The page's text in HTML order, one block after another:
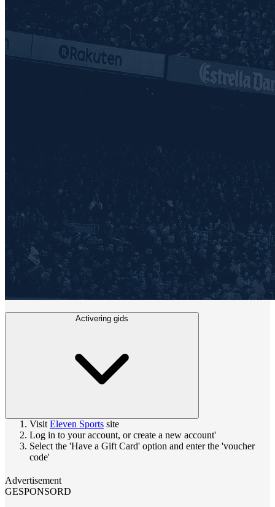
Activering gids
Visit Eleven Sports site
Log in to your account, or create a new account'
Select the 'Have a Gift Card' option and enter the 'voucher
code'
Advertisement
GESPONSORD